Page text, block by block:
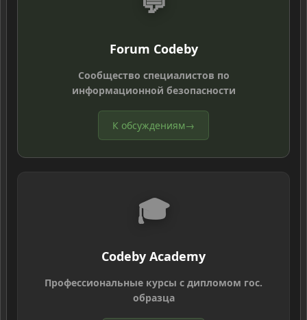
Forum Codeby
Сообщество специалистов по
информационной безопасности
К обсуждениям→
🎓
Codeby Academy
Профессиональные курсы с дипломом гос.
образца